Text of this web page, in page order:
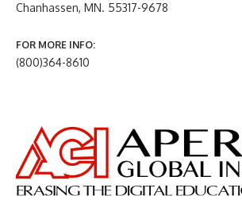
Chanhassen, MN. 55317-9678
FOR MORE INFO:
(800)364-8610